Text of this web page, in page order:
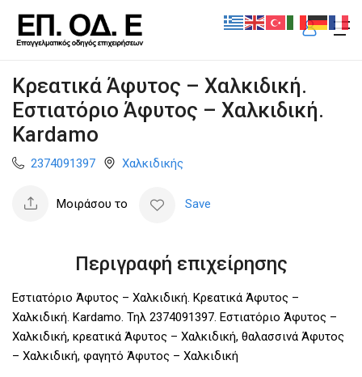
Κρεατικά Άφυτος – Χαλκιδική.
Εστιατόριο Άφυτος – Χαλκιδική.
Kardamo
2374091397 Χαλκιδικής
Μοιράσου το Save
Περιγραφή επιχείρησης
Εστιατόριο Άφυτος – Χαλκιδική. Κρεατικά Άφυτος –
Χαλκιδική. Kardamo. Τηλ 2374091397. Εστιατόριο Άφυτος –
Χαλκιδική, κρεατικά Άφυτος – Χαλκιδική, θαλασσινά Άφυτος
– Χαλκιδική, φαγητό Άφυτος – Χαλκιδική